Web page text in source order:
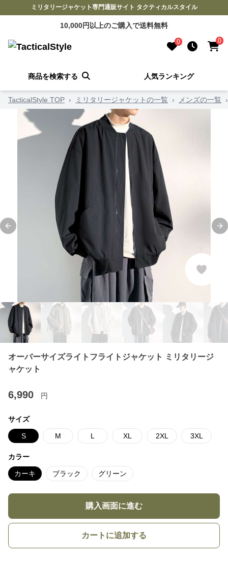
ミリタリージャケット専門通販サイト タクティカルスタイル
10,000円以上のご購入で送料無料
0 0
商品を検索する 人気ランキング
TacticalStyle TOP › ミリタリージャケットの一覧 › メンズの一覧 ›
Previous slide
オーバーサイズライトフライトジャケット ミリタリージ
ャケット
6,990 円
サイズ
S M L XL 2XL 3XL
カラー
カーキ ブラック グリーン
購入画面に進む
カートに追加する